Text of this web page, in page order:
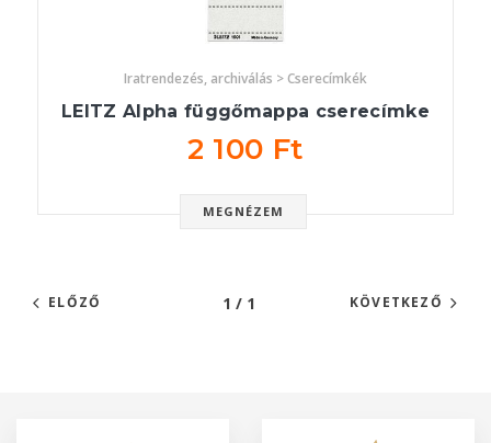
Iratrendezés, archiválás > Cserecímkék
LEITZ Alpha függőmappa cserecímke
2 100 Ft
MEGNÉZEM
ELŐZŐ 1 / 1 KÖVETKEZŐ